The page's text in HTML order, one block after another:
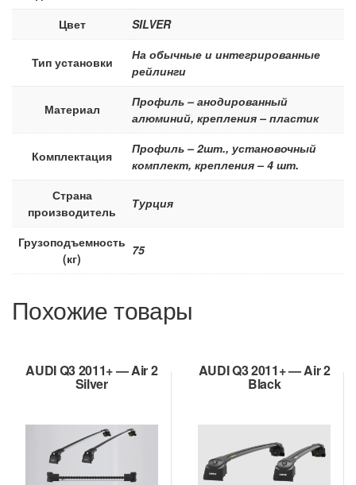
Цвет
SILVER
Тип установки
На обычные и интегрированные
рейлинги
Материал
Профиль – анодированный
алюминий, крепления – пластик
Комплектация
Профиль – 2шт., установочный
комплект, крепления – 4 шт.
Страна
производитель
Турция
Грузоподъемность
(кг)
75
Похожие товары
AUDI Q3 2011+ — Air 2
Silver
AUDI Q3 2011+ — Air 2
Black